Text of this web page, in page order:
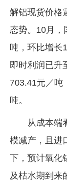
解铝现货价格
态势。10月，
吨，环比增长
即时利润已升
703.41元／吨
吨。
从成本端
模减产，且进
下，预计氧化
及枯水期到来